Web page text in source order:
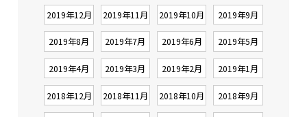
2019年12月 2019年11月 2019年10月 2019年9月
2019年8月 2019年7月 2019年6月 2019年5月
2019年4月 2019年3月 2019年2月 2019年1月
2018年12月 2018年11月 2018年10月 2018年9月